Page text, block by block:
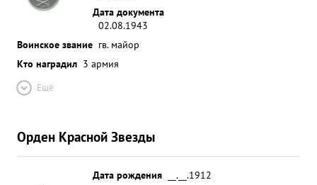
Дата документа
02.08.1943
Воинское звание гв. майор
Кто наградил 3 армия
Ещё
Орден Красной Звезды
Дата рождения
__.__.1912